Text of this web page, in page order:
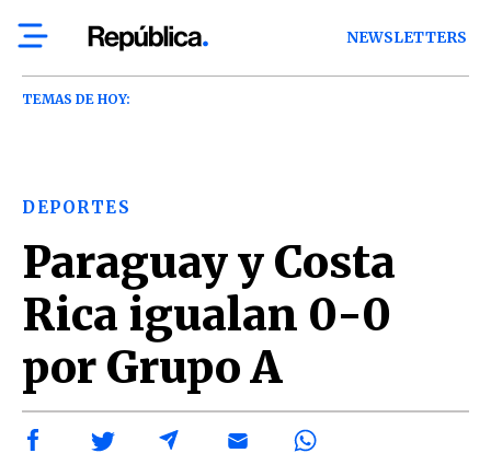
NEWSLETTERS
TEMAS DE HOY:
DEPORTES
Paraguay y Costa
Rica igualan 0-0
por Grupo A